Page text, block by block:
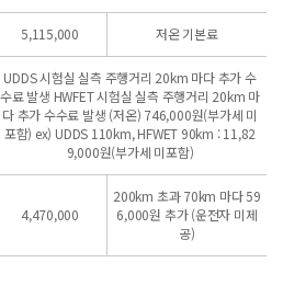
5,115,000 저온 기본료
UDDS 시험실 실측 주행거리 20km 마다 추가 수
수료 발생 HWFET 시험실 실측 주행거리 20km 마
다 추가 수수료 발생 (저온) 746,000원(부가세 미
포함) ex) UDDS 110km, HFWET 90km : 11,82
9,000원(부가세 미포함)
4,470,000
200km 초과 70km 마다 59
6,000원 추가(운전자 미제
공)